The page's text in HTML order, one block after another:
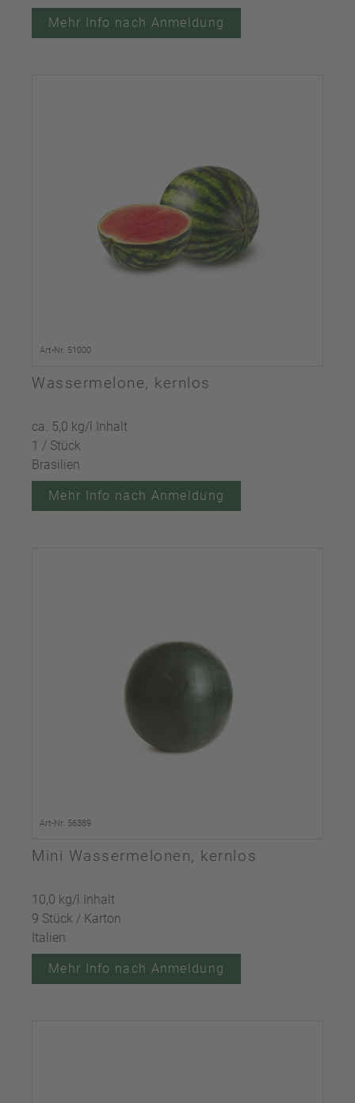
Mehr Info nach Anmeldung
Art-Nr. 51000
Wassermelone, kernlos
ca. 5,0 kg/l Inhalt
1 / Stück
Brasilien
Mehr Info nach Anmeldung
Art-Nr. 56389
Mini Wassermelonen, kernlos
10,0 kg/l Inhalt
9 Stück / Karton
Italien
Mehr Info nach Anmeldung